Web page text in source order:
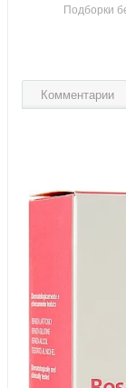
Подборки
Комментарии